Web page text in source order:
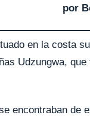
por
en la costa
Udzungwa,
encontraban